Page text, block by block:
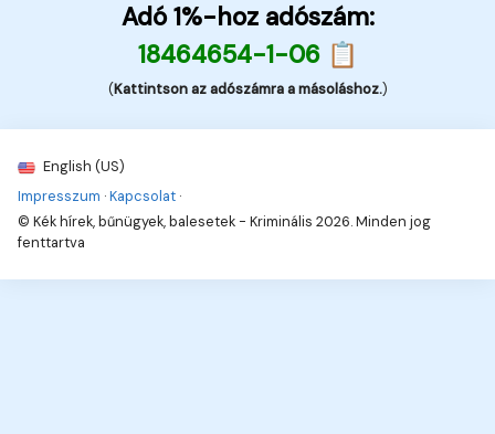
Adó 1%-hoz adószám:
18464654-1-06 📋
(Kattintson az adószámra a másoláshoz.)
English (US)
Impresszum ·Kapcsolat ·
© Kék hírek, bűnügyek, balesetek - Kriminális 2026. Minden jog
fenttartva